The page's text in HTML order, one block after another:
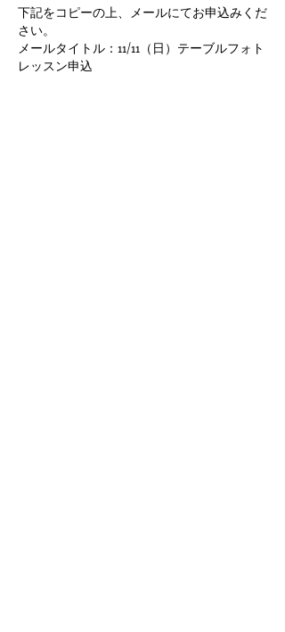
下記をコピーの上、メールにてお申込みくだ
さい。
メールタイトル：11/11（日）テーブルフォト
レッスン申込